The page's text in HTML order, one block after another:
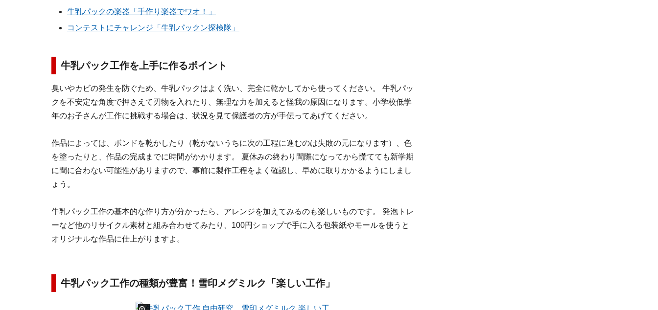
牛乳パックの楽器「手作り楽器でワオ！」
コンテストにチャレンジ「牛乳パックン探検隊」
牛乳パック工作を上手に作るポイント
臭いやカビの発生を防ぐため、牛乳パックはよく洗い、完全に乾かしてから使ってください。 牛乳パッ
クを不安定な角度で押さえて刃物を入れたり、無理な力を加えると怪我の原因になります。小学校低学
年のお子さんが工作に挑戦する場合は、状況を見て保護者の方が手伝ってあげてください。
作品によっては、ボンドを乾かしたり（乾かないうちに次の工程に進むのは失敗の元になります）、色
を塗ったりと、作品の完成までに時間がかかります。 夏休みの終わり間際になってから慌てても新学期
に間に合わない可能性がありますので、事前に製作工程をよく確認し、早めに取りかかるようにしまし
ょう。
牛乳パック工作の基本的な作り方が分かったら、アレンジを加えてみるのも楽しいものです。 発泡トレ
ーなど他のリサイクル素材と組み合わせてみたり、100円ショップで手に入る包装紙やモールを使うと
オリジナルな作品に仕上がりますよ。
牛乳パック工作の種類が豊富！雪印メグミルク「楽しい工作」